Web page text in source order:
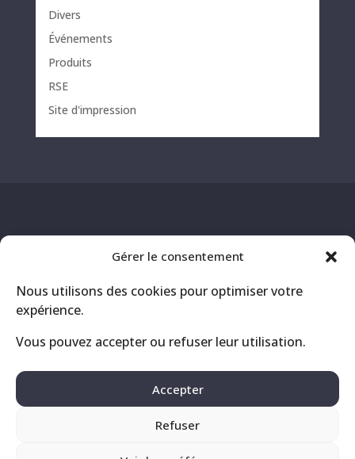
Gérer le consentement
Nous utilisons des cookies pour optimiser votre
expérience.
Vous pouvez accepter ou refuser leur utilisation.
Accepter
Refuser
Divers
Événements
Produits
RSE
Site d'impression
Contact
Mentions légales
Politique de confidentialité